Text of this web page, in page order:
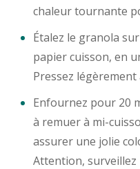
chaleur tournante
Étalez le granola
papier cuisson, en
Pressez légèrement
Enfournez pour 20
à remuer à mi-
assurer une jolie
Attention, surveillez